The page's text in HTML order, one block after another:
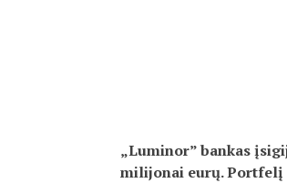
„Luminor” bankas
milijonai eurų. Portfelį